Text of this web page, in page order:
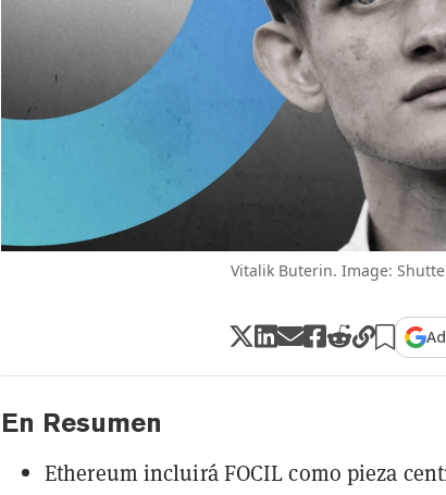
Vitalik Buterin. Image:
En Resumen
Ethereum incluirá FOCIL como pieza